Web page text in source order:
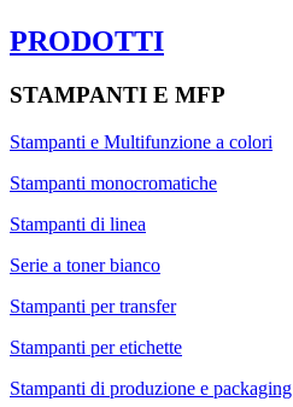
PRODOTTI
STAMPANTI E MFP
Stampanti e Multifunzione a colori
Stampanti monocromatiche
Stampanti di linea
Serie a toner bianco
Stampanti per transfer
Stampanti per etichette
Stampanti di produzione e packaging